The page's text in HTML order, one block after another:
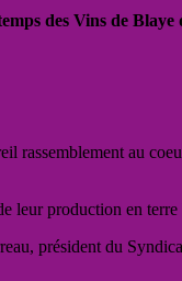
des Vins de Blaye
rassemblement au
leur production en terre
président du